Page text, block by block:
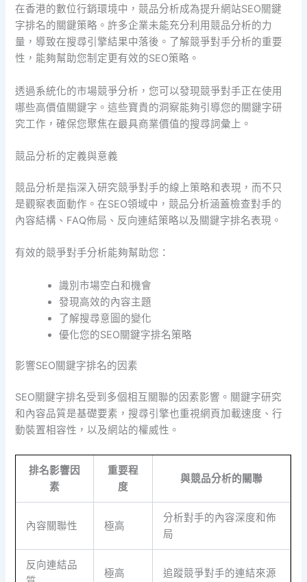
在香港的數位行銷環境中，競品分析成為提升網站SEO關鍵
字排名的關鍵策略。許多企業未能充分利用競品分析的力
量，導致在搜尋引擎結果中落後。了解競爭對手分析的重要
性，能夠幫助您制定更有效的SEO策略。
透過系統化的市場競爭分析，您可以發現競爭對手正在使用
哪些高價值關鍵字。這些寶貴的洞察能夠引導您的關鍵字研
究工作，確保您聚焦在最具商業價值的搜尋詞彙上。
競品分析的定義與意義
競品分析是指深入研究競爭對手的線上策略和表現，而不只
是觀察表面動作。在SEO領域中，競品分析涵蓋檢查對手的
內容結構、FAQ佈局、反向連結策略以及關鍵字排名表現。
有效的競爭對手分析能夠幫助您：
識別市場空白和機會
發現高效的內容主題
了解搜尋意圖的變化
優化您的SEO關鍵字排名策略
影響SEO關鍵字排名的因素
SEO關鍵字排名受到多個相互關聯的因素影響。關鍵字研究
和內容品質是基礎要素，搜尋引擎也重視網頁加載速度、行
動裝置相容性，以及網站的權威性。
排名影響因
素
重要程
度
與競品分析的關聯
內容關聯性 極高
分析對手的內容深度和佈
局
反向連結品
極高 追蹤競爭對手的連結來源